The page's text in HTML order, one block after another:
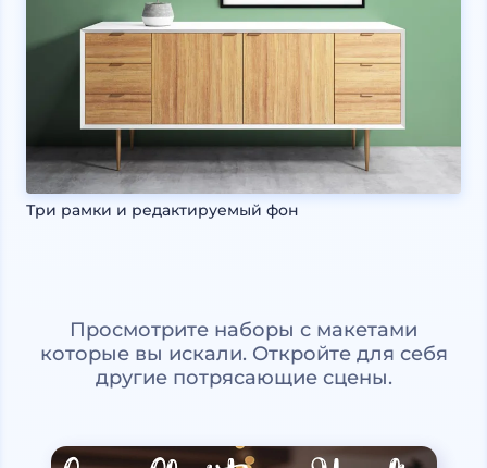
Три рамки и редактируемый фон
Просмотрите наборы с макетами
которые вы искали. Откройте для себя
другие потрясающие сцены.